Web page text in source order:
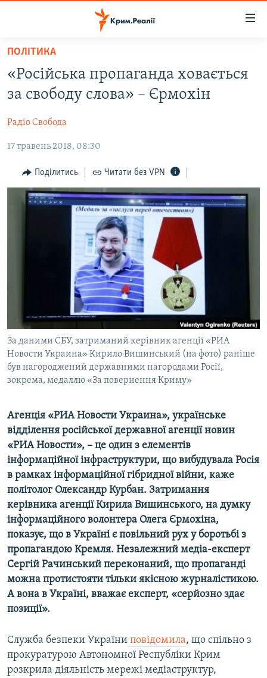
Перейти
основного
матеріалу
до
навігації
Перейти
пошуку
ВОДА.КРИМ
ВІДЕО ТА ФОТО
ПОЛІТИКА
БЛОГИ
ПОГЛЯД
ІНТЕРВ'Ю
ВІДЕОУРОКИ «ELIFBE»
СВІДЧЕННЯ ОКУПАЦІЇ
УКРАЇНСЬКА ПРОБЛЕМА КРИМУ
ІНФОГРАФІКА
ЯК ОБІЙТИ БЛОКУВАННЯ
ДОЛУЧАЙСЯ!
ПОЛІТИКА
«Російська пропаганда ховається
за свободу слова» – Єрмохін
Радіо Свобода
17 травень 2018, 08:30
Поділитись Читати без VPN
За даними СБУ, затриманий керівник агенції «РИА
Новости Украина» Кирило Вишинський (на фото) раніше
був нагороджений державними нагородами Росії,
зокрема, медаллю «За повернення Криму»
Агенція «РИА Новости Украина», українське
відділення російської державної агенції новин
«РИА Новости», – це один з елементів
інформаційної інфраструктури, що вибудувала Росія
в рамках інформаційної гібридної війни, каже
політолог Олександр Курбан. Затримання
керівника агенції Кирила Вишинського, на думку
інформаційного волонтера Олега Єрмохіна,
показує, що в Україні є повільний рух у боротьбі з
пропагандою Кремля. Незалежний медіа-експерт
Сергій Рачинський переконаний, що пропаганді
можна протистояти тільки якісною журналістикою.
А вона в Україні, вважає експерт, «серйозно здає
позиції».
Служба безпеки України повідомила, що спільно з
прокуратурою Автономної Республіки Крим
розкрила діяльність мережі медіаструктур,